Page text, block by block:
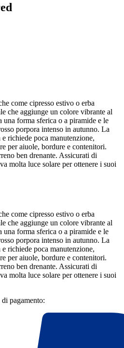
come cipresso estivo o erba
che aggiunge un colore vibrante al
una forma sferica o a piramide e le
porpora intenso in autunno. La
richiede poca manutenzione,
per aiuole, bordure e contenitori.
ben drenante. Assicurati di
molta luce solare per ottenere i suoi
come cipresso estivo o erba
che aggiunge un colore vibrante al
una forma sferica o a piramide e le
porpora intenso in autunno. La
richiede poca manutenzione,
per aiuole, bordure e contenitori.
ben drenante. Assicurati di
molta luce solare per ottenere i suoi
pagamento: